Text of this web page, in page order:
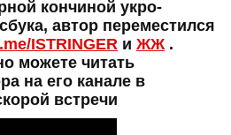
кончиной укро-
автор переместился
ISTRINGER и ЖЖ .
можете читать
на его канале в
встречи